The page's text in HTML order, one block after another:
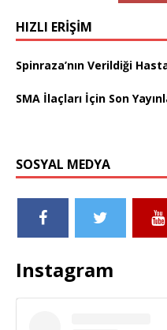
HIZLI ERIŞIM
Spinraza’nın Verildiği
SMA İlaçları İçin Son
SOSYAL MEDYA
Instagram